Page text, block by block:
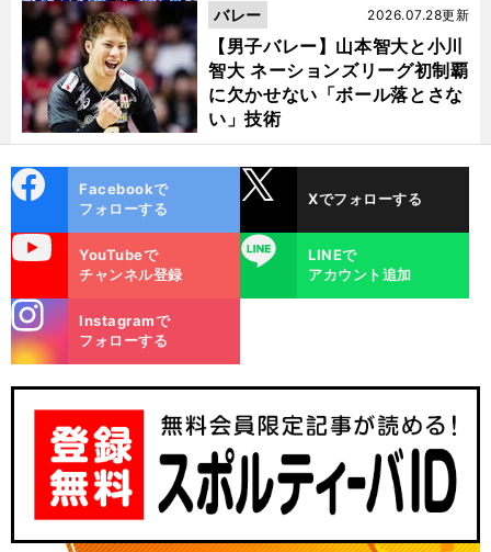
【男子バレー】山本智大と小川
智大 ネーションズリーグ初制覇
に欠かせない「ボール落とさな
い」技術
2026.07.28更新
バレー
ok
Facebookで
フォローする
Xでフォローする
YouTubeで
チャンネル登録
LINE
LINEで
アカウント追加
m
Instagramで
フォローする